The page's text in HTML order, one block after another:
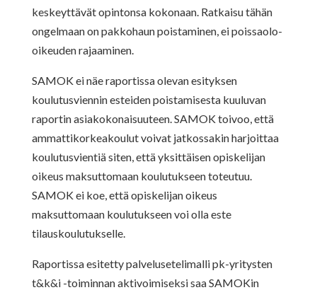
keskeyttävät opintonsa kokonaan. Ratkaisu tähän
ongelmaan on pakkohaun poistaminen, ei poissaolo-
oikeuden rajaaminen.
SAMOK ei näe raportissa olevan esityksen
koulutusviennin esteiden poistamisesta kuuluvan
raportin asiakokonaisuuteen. SAMOK toivoo, että
ammattikorkeakoulut voivat jatkossakin harjoittaa
koulutusvientiä siten, että yksittäisen opiskelijan
oikeus maksuttomaan koulutukseen toteutuu.
SAMOK ei koe, että opiskelijan oikeus
maksuttomaan koulutukseen voi olla este
tilauskoulutukselle.
Raportissa esitetty palvelusetelimalli pk-yritysten
t&k&i -toiminnan aktivoimiseksi saa SAMOKin